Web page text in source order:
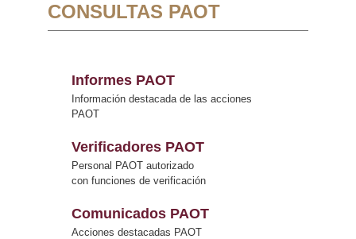
CONSULTAS PAOT
Informes PAOT
Información destacada de las acciones
PAOT
Verificadores PAOT
Personal PAOT autorizado
con funciones de verificación
Comunicados PAOT
Acciones destacadas PAOT